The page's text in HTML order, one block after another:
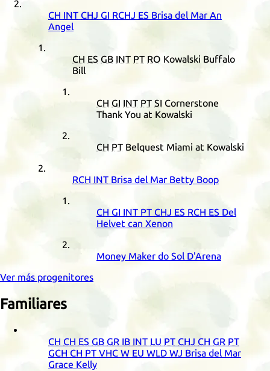
CH INT CHJ GI RCHJ ES Brisa del Mar An
Angel
CH ES GB INT PT RO Kowalski Buffalo
Bill
CH GI INT PT SI Cornerstone
Thank You at Kowalski
CH PT Belquest Miami at Kowalski
RCH INT Brisa del Mar Betty Boop
CH GI INT PT CHJ ES RCH ES Del
Helvet can Xenon
Money Maker do Sol D'Arena
Ver más progenitores
Familiares
CH CH ES GB GR IB INT LU PT CHJ CH GR PT
GCH CH PT VHC W EU WLD WJ Brisa del Mar
Grace Kelly